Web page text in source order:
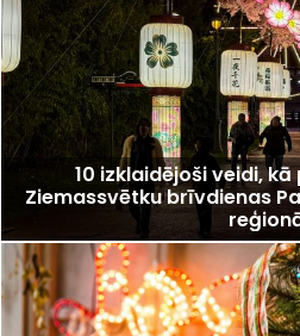
10 izklaidējoši veidi,
Ziemassvētku brīvdienas